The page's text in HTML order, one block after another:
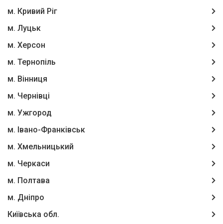
м. Кривий Ріг
м. Луцьк
м. Херсон
м. Тернопіль
м. Вінниця
м. Чернівці
м. Ужгород
м. Івано-Франківськ
м. Хмельницький
м. Черкаси
м. Полтава
м. Дніпро
Київська обл.